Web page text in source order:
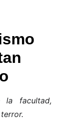
la facultad,